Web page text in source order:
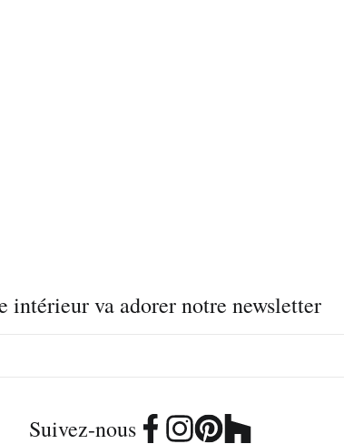
intérieur va adorer notre newsletter
Suivez-nous